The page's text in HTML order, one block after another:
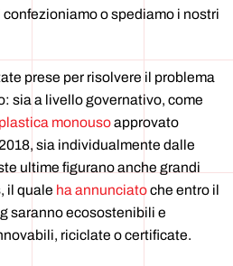
o spediamo i nostri
prese per risolvere il problema
sia a livello governativo, come
monousoapprovato
sia individualmente dalle
ultime figurano anche grandi
il quale ha annunciatoche entro il
saranno ecosostenibili e
riciclate o certificate.